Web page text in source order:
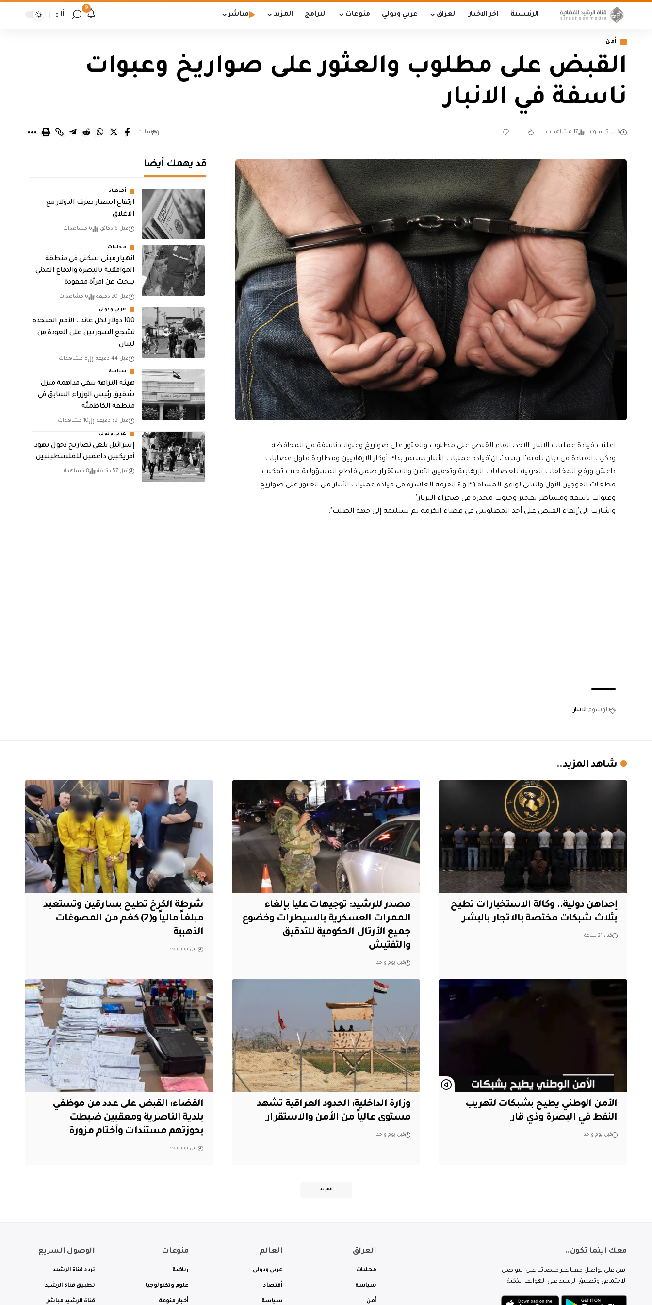
الرئيسية اخر الاخبار العراق عربي ودولي منوعات البرامج المزيد مباشر
9
أأ
أمن
القبض على مطلوب والعثور على صواريخ وعبوات
ناسفة في الانبار
قبل 5 سنوات 17 مشاهدات شارك
اعلنت قيادة عمليات الانبار، الاحد، القاء القبض على مطلوب والعثور على صواريخ وعبوات ناسفة في المحافظة.
وذكرت القيادة في بيان تلقته"الرشيد"، ان"قيادة عمليات الأنبار تستمر بدك أوكار الإرهابيين ومطاردة فلول عصابات
داعش ورفع المخلفات الحربية للعصابات الإرهابية وتحقيق الأمن والاستقرار ضمن قاطع المسؤولية حيث تمكنت
قطعات الفوجين الأول والثاني لواءي المشاة ٣٩ و٤٠ الفرقة العاشرة في قيادة عمليات الأنبار من العثور على صواريخ
وعبوات ناسفة ومساطر تفجير وحبوب مخدرة في صحراء الثرثار".
واشارت الى"إلقاء القبض على أحد المطلوبين في قضاء الكرمة تم تسليمه إلى جهة الطلب".
الوسوم الانبار
قد يهمك أيضا
أقتصاد
ارتفاع اسعار صرف الدولار مع
الاغلاق
قبل 6 دقائق 6 مشاهدات
محليات
انهيار مبنى سكني في منطقة
الموافقية بالبصرة والدفاع المدني
يبحث عن امرأة مفقودة
قبل 20 دقيقة 6 مشاهدات
عربي ودولي
100 دولار لكل عائد.. الأمم المتحدة
تشجع السوريين على العودة من
لبنان
قبل 44 دقيقة 8 مشاهدات
سياسة
هيئة النزاهة تنفي مداهمة منزل
شقيق رئيس الوزراء السابق في
منطقة الكاظميَّة
قبل 52 دقيقة 10 مشاهدات
عربي ودولي
إسرائيل تلغي تصاريح دخول يهود
أمريكيين داعمين للفلسطينيين
قبل 57 دقيقة 8 مشاهدات
شاهد المزيد..
إحداهن دولية.. وكالة الاستخبارات تطيح
بثلاث شبكات مختصة بالاتجار بالبشر
قبل 21 ساعة
مصدر للرشيد: توجيهات عليا بإلغاء
الممرات العسكرية بالسيطرات وخضوع
جميع الأرتال الحكومية للتدقيق
والتفتيش
قبل يوم واحد
شرطة الكرخ تطيح بسارقين وتستعيد
مبلغاً مالياً و(2) كغم من المصوغات
الذهبية
قبل يوم واحد
الأمن الوطني يطيح بشبكات لتهريب
النفط في البصرة وذي قار
قبل يوم واحد
وزارة الداخلية: الحدود العراقية تشهد
مستوى عالياً من الأمن والاستقرار
قبل يوم واحد
القضاء: القبض على عدد من موظفي
بلدية الناصرية ومعقبين ضبطت
بحوزتهم مستندات وأختام مزورة
قبل يوم واحد
المزيد
معك اينما تكون..
ابقى على تواصل معنا عبر منصاتنا على التواصل
الاجتماعي وتطبيق الرشيد على الهواتف الذكية.
العراق
محليات
سياسة
أمن
العالم
عربي ودولي
أقتصاد
سياسة
منوعات
رياضة
علوم وتكنولوجيا
أخبار منوعة
الوصول السريع
تردد قناة الرشيد
تطبيق قناة الرشيد
قناة الرشيد مباشر